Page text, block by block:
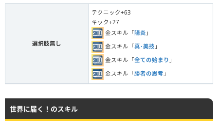
選択肢無し
テクニック+63
キック+27
金スキル「陽炎 」
金スキル「真･美技 」
金スキル「全ての始まり 」
金スキル「勝者の思考 」
世界に届く！のスキル